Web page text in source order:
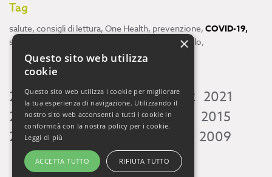
Tag
salute, consigli di lettura, One Health, prevenzione, COVID-19,
scienza cervello,
2026 2025 2024 2023 2022 2021
2020 2019 2018 2017 2016
2015
2014 2013 2009
×
Questo sito web utilizza
cookie
Questo sito web utilizza i cookie per migliorare
la tua esperienza di navigazione. Utilizzando il
nostro sito web acconsenti a tutti i cookie in
conformità con la nostra policy per i cookie.
Leggi di più
ACCETTA TUTTO RIFIUTA TUTTO